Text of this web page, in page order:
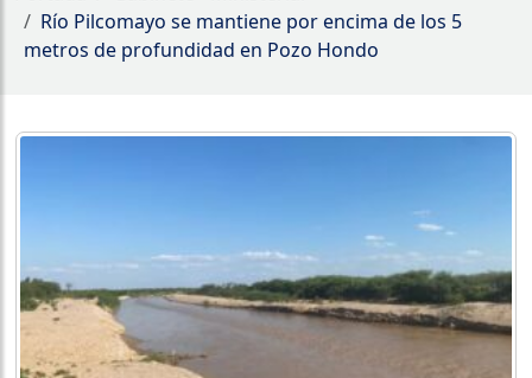
Río Pilcomayo se mantiene por encima de los 5
metros de profundidad en Pozo Hondo